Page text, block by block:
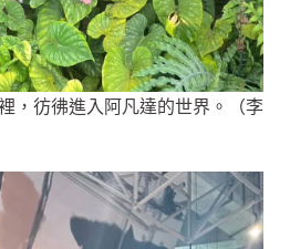
，彷彿進入阿凡達的世界。（李